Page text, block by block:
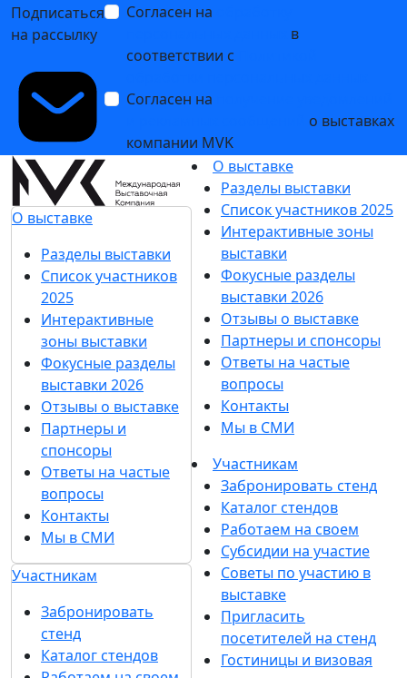
Подписаться
на рассылку
Согласен на
в
соответствии с
Согласен на
о выставках
компании MVK
О выставке
Разделы выставки
Список участников
2025
Интерактивные
зоны выставки
Фокусные разделы
выставки 2026
Отзывы о выставке
Партнеры и
спонсоры
Ответы на частые
вопросы
Контакты
Мы в СМИ
Участникам
Забронировать
стенд
Каталог стендов
О выставке
Разделы выставки
Список участников 2025
Интерактивные зоны
выставки
Фокусные разделы
выставки 2026
Отзывы о выставке
Партнеры и спонсоры
Ответы на частые
вопросы
Контакты
Мы в СМИ
Участникам
Забронировать стенд
Каталог стендов
Работаем на своем
Субсидии на участие
Советы по участию в
выставке
Пригласить
посетителей на стенд
Гостиницы и визовая